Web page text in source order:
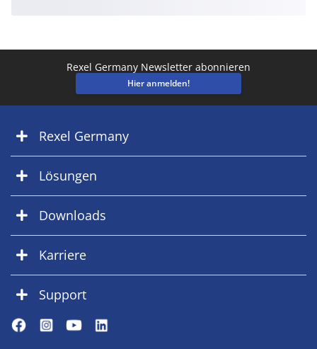
Rexel Germany Newsletter abonnieren
Hier anmelden!
Rexel Germany
Lösungen
Downloads
Karriere
Support